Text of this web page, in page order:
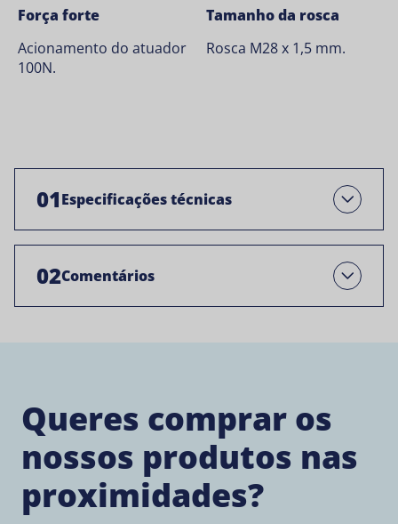
Força forte
Acionamento do atuador
100N.
Tamanho da rosca
Rosca M28 x 1,5 mm.
01Especificações técnicas Abre
02Comentários Open
Queres comprar os
nossos produtos nas
proximidades?